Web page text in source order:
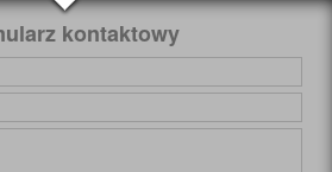
kontaktowy